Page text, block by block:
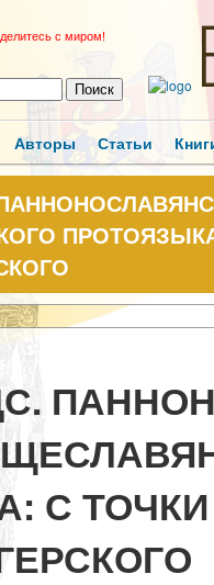
делитесь с миром!
Авторы Статьи
С